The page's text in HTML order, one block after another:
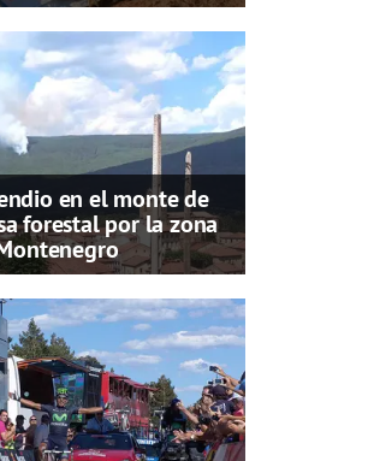
en el monte de
forestal por la zona